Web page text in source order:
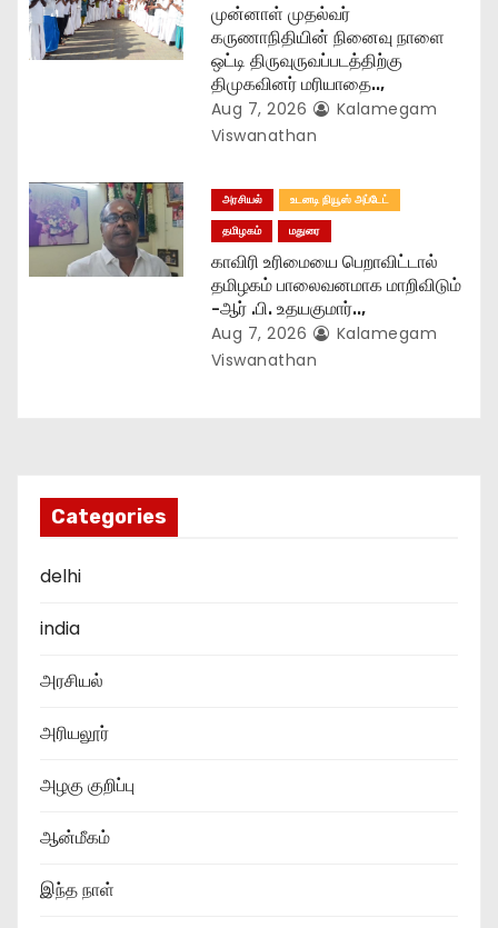
முன்னாள் முதல்வர்
கருணாநிதியின் நினைவு நாளை
ஒட்டி திருவுருவப்படத்திற்கு
திமுகவினர் மரியாதை..,
Aug 7, 2026
Kalamegam
Viswanathan
அரசியல்
உடனடி நியூஸ் அப்டேட்
தமிழகம்
மதுரை
காவிரி உரிமையை பெறாவிட்டால்
தமிழகம் பாலைவனமாக மாறிவிடும்
-ஆர் .பி. உதயகுமார்..,
Aug 7, 2026
Kalamegam
Viswanathan
Categories
delhi
india
அரசியல்
அரியலூர்
அழகு குறிப்பு
ஆன்மீகம்
இந்த நாள்